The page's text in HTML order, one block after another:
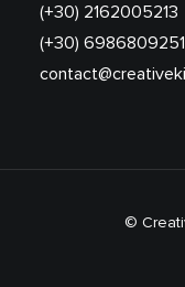
(+30) 2162005213
(+30) 6986809251
©